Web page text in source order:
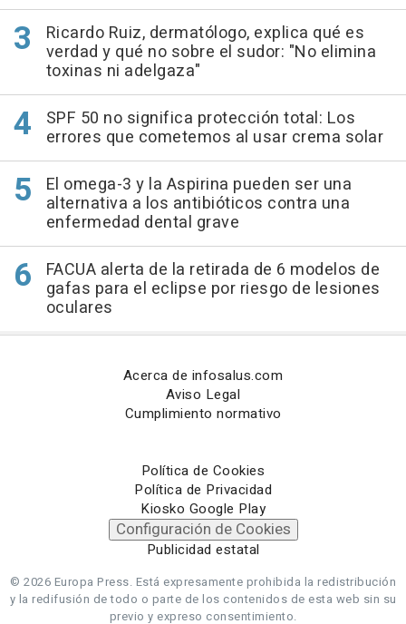
Ricardo Ruiz, dermatólogo, explica qué es
verdad y qué no sobre el sudor: "No elimina
toxinas ni adelgaza"
SPF 50 no significa protección total: Los
errores que cometemos al usar crema solar
El omega-3 y la Aspirina pueden ser una
alternativa a los antibióticos contra una
enfermedad dental grave
FACUA alerta de la retirada de 6 modelos de
gafas para el eclipse por riesgo de lesiones
oculares
Acerca de infosalus.com
Aviso Legal
Cumplimiento normativo
Política de Cookies
Política de Privacidad
Kiosko Google Play
Configuración de Cookies
Publicidad estatal
© 2026 Europa Press. Está expresamente prohibida la redistribución
y la redifusión de todo o parte de los contenidos de esta web sin su
previo y expreso consentimiento.